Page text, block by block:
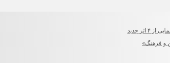
جدید
و فرهنگ»